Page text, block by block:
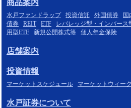
商品案内
水戸ファンドラップ 投資信託 外国債券 国
債券
REIT ETF レバレッジ型・インバース
用型ETF
新規公開株式等 個人年金保険
店舗案内
投資情報
マーケットスケジュール マーケットウィー
水戸証券について